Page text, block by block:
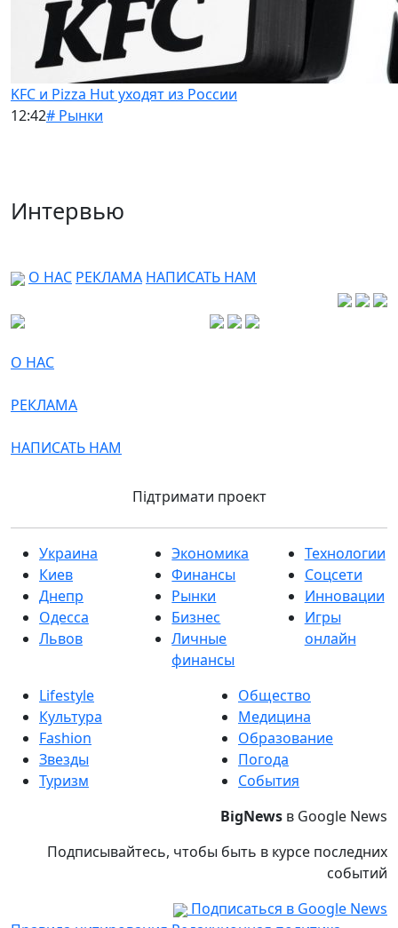
KFC и Pizza Hut уходят из России
12:42# Рынки
Интервью
О НАС РЕКЛАМА НАПИСАТЬ НАМ
О НАС
РЕКЛАМА
НАПИСАТЬ НАМ
Підтримати проект
Украина
Киев
Днепр
Одесса
Львов
Экономика
Финансы
Рынки
Бизнес
Личные
финансы
Технологии
Соцсети
Инновации
Игры
онлайн
Lifestyle
Культура
Fashion
Звезды
Туризм
Общество
Медицина
Образование
Погода
События
BigNews в Google News
Подписывайтесь, чтобы быть в курсе последних
событий
Подписаться в Google News